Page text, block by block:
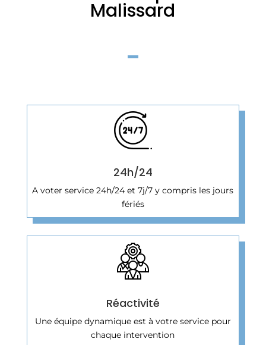
Malissard
24h/24
A voter service 24h/24 et 7j/7 y compris les jours
fériés
Réactivité
Une équipe dynamique est à votre service pour
chaque intervention